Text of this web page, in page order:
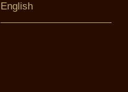
English